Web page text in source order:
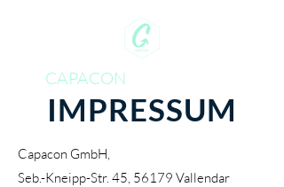
CAPACON
IMPRESSUM
Capacon GmbH,
Seb.-Kneipp-Str. 45, 56179 Vallendar